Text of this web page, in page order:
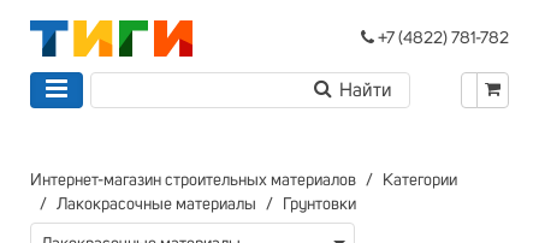
+7 (4822) 781-782
Интернет-магазин строительных материалов
Категории
Лакокрасочные материалы
Грунтовки